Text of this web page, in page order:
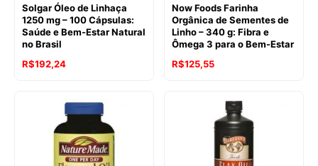
Solgar Óleo de Linhaça
1250 mg – 100 Cápsulas:
Saúde e Bem-Estar Natural
no Brasil
R$192,24
Now Foods Farinha
Orgânica de Sementes de
Linho – 340 g: Fibra e
Ômega 3 para o Bem-Estar
R$125,55